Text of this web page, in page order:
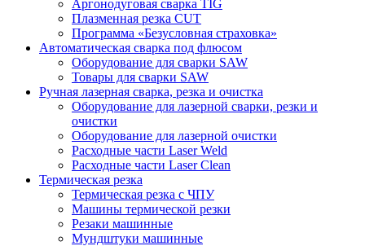
Аргонодуговая сварка TIG
Плазменная резка CUT
Программа «Безусловная страховка»
Автоматическая сварка под флюсом
Оборудование для сварки SAW
Товары для сварки SAW
Ручная лазерная сварка, резка и очистка
Оборудование для лазерной сварки, резки и
очистки
Оборудование для лазерной очистки
Расходные части Laser Weld
Расходные части Laser Clean
Термическая резка
Термическая резка с ЧПУ
Машины термической резки
Резаки машинные
Мундштуки машинные